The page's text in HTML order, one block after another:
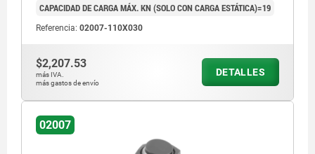
CAPACIDAD DE CARGA MÁX. KN (SOLO CON CARGA ESTÁTICA)=19
Referencia: 02007-110X030
$2,207.53
más IVA.
más gastos de envío
DETALLES
02007